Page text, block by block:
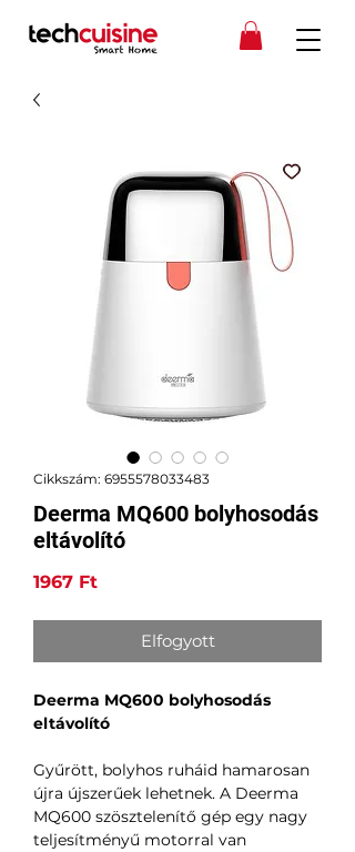
Cikkszám: 6955578033483
Deerma MQ600 bolyhosodás
eltávolító
1967 FtÁr
Elfogyott
Deerma MQ600 bolyhosodás
eltávolító
Gyűrött, bolyhos ruháid hamarosan
újra újszerűek lehetnek. A Deerma
MQ600 szösztelenítő gép egy nagy
teljesítményű motorral van